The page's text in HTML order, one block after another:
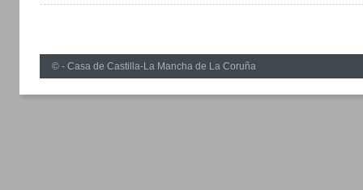
© - Casa de Castilla-La Mancha de La Coruña